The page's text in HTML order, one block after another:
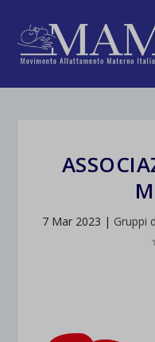
7 Mar 2023 | Gruppi